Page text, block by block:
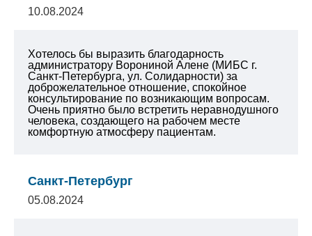
10.08.2024
Хотелось бы выразить благодарность
администратору Ворониной Алене (МИБС г.
Санкт-Петербурга, ул. Солидарности) за
доброжелательное отношение, спокойное
консультирование по возникающим вопросам.
Очень приятно было встретить неравнодушного
человека, создающего на рабочем месте
комфортную атмосферу пациентам.
Санкт-Петербург
05.08.2024